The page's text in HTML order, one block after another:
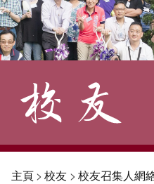
主頁> 校友 > 校友召集人網